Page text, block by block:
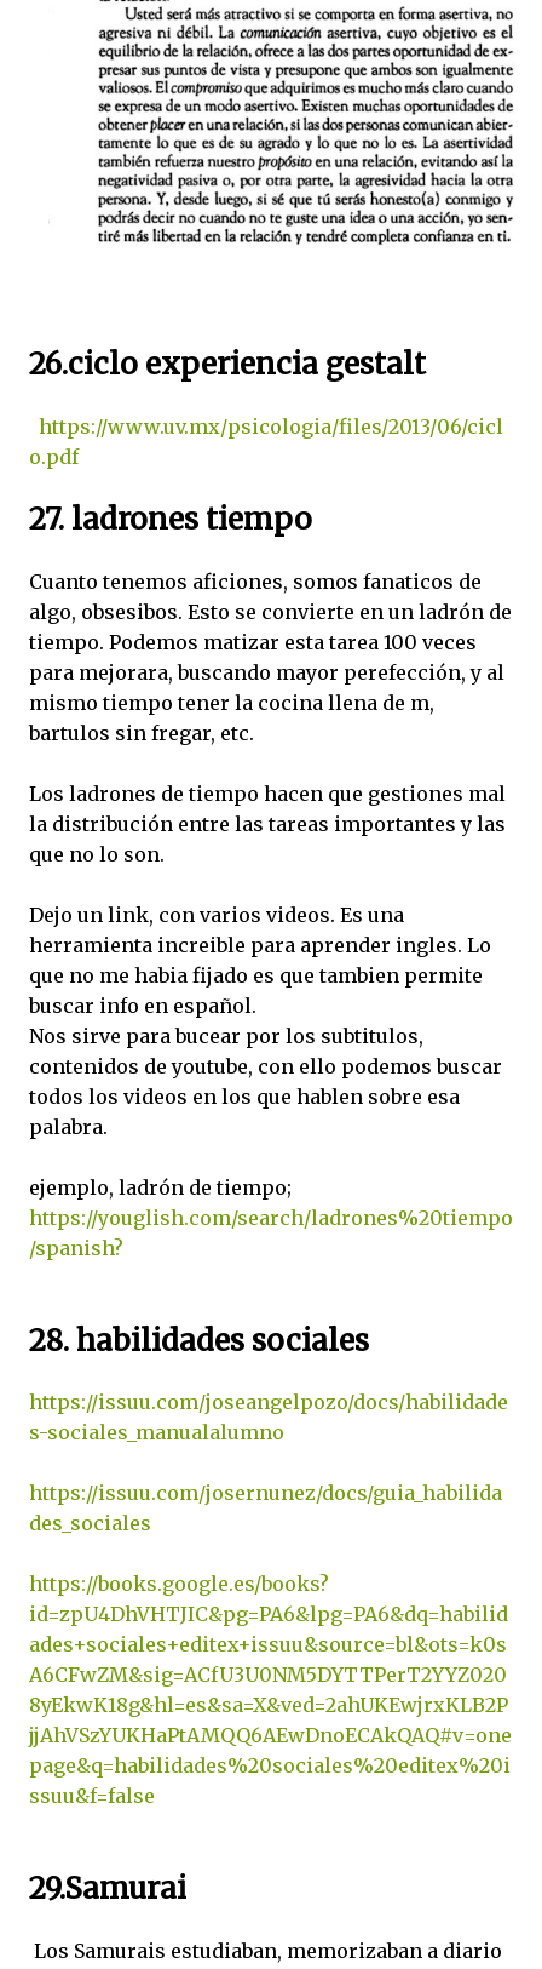
26.ciclo experiencia gestalt
https://www.uv.mx/psicologia/files/2013/06/cicl
o.pdf
27. ladrones tiempo
Cuanto tenemos aficiones, somos fanaticos de
algo, obsesibos. Esto se convierte en un ladrón de
tiempo. Podemos matizar esta tarea 100 veces
para mejorara, buscando mayor perefección, y al
mismo tiempo tener la cocina llena de m,
bartulos sin fregar, etc.
Los ladrones de tiempo hacen que gestiones mal
la distribución entre las tareas importantes y las
que no lo son.
Dejo un link, con varios videos. Es una
herramienta increible para aprender ingles. Lo
que no me habia fijado es que tambien permite
buscar info en español.
Nos sirve para bucear por los subtitulos,
contenidos de youtube, con ello podemos buscar
todos los videos en los que hablen sobre esa
palabra.
ejemplo, ladrón de tiempo;
https://youglish.com/search/ladrones%20tiempo
/spanish?
28. habilidades sociales
https://issuu.com/joseangelpozo/docs/habilidade
s-sociales_manualalumno
https://issuu.com/josernunez/docs/guia_habilida
des_sociales
https://books.google.es/books?
id=zpU4DhVHTJIC&pg=PA6&lpg=PA6&dq=habilid
ades+sociales+editex+issuu&source=bl&ots=k0s
A6CFwZM&sig=ACfU3U0NM5DYTTPerT2YYZ020
8yEkwK18g&hl=es&sa=X&ved=2ahUKEwjrxKLB2P
jjAhVSzYUKHaPtAMQQ6AEwDnoECAkQAQ#v=one
page&q=habilidades%20sociales%20editex%20i
ssuu&f=false
29.Samurai
Los Samurais estudiaban, memorizaban a diario